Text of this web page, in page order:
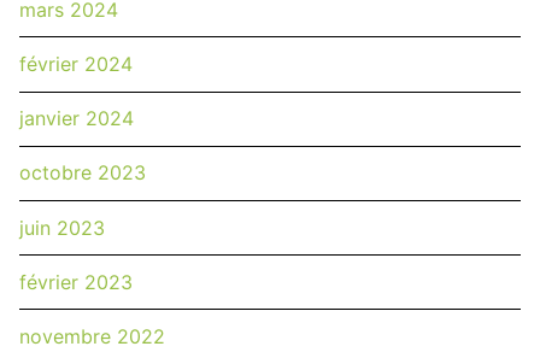
mars 2024
février 2024
janvier 2024
octobre 2023
juin 2023
février 2023
novembre 2022